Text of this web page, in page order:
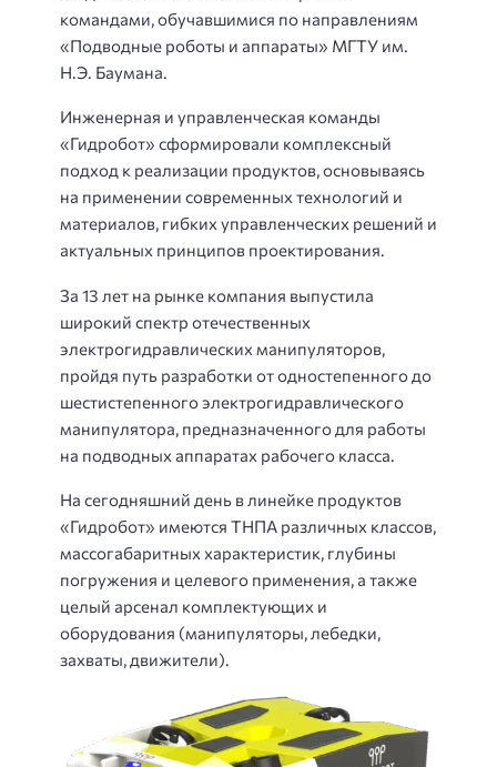
командами, обучавшимися по направлениям
«Подводные роботы и аппараты» МГТУ им.
Н.Э. Баумана.
Инженерная и управленческая команды
«Гидробот» сформировали комплексный
подход к реализации продуктов, основываясь
на применении современных технологий и
материалов, гибких управленческих решений и
актуальных принципов проектирования.
За 13 лет на рынке компания выпустила
широкий спектр отечественных
электрогидравлических манипуляторов,
пройдя путь разработки от одностепенного до
шестистепенного электрогидравлического
манипулятора, предназначенного для работы
на подводных аппаратах рабочего класса.
На сегодняшний день в линейке продуктов
«Гидробот» имеются ТНПА различных классов,
массогабаритных характеристик, глубины
погружения и целевого применения, а также
целый арсенал комплектующих и
оборудования (манипуляторы, лебедки,
захваты, движители).